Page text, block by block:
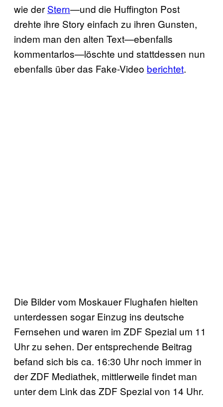
wie der Stern—und die Huffington Post
drehte ihre Story einfach zu ihren Gunsten,
indem man den alten Text—ebenfalls
kommentarlos—löschte und stattdessen nun
ebenfalls über das Fake-Video berichtet.
Die Bilder vom Moskauer Flughafen hielten
unterdessen sogar Einzug ins deutsche
Fernsehen und waren im ZDF Spezial um 11
Uhr zu sehen. Der entsprechende Beitrag
befand sich bis ca. 16:30 Uhr noch immer in
der ZDF Mediathek, mittlerweile findet man
unter dem Link das ZDF Spezial von 14 Uhr.